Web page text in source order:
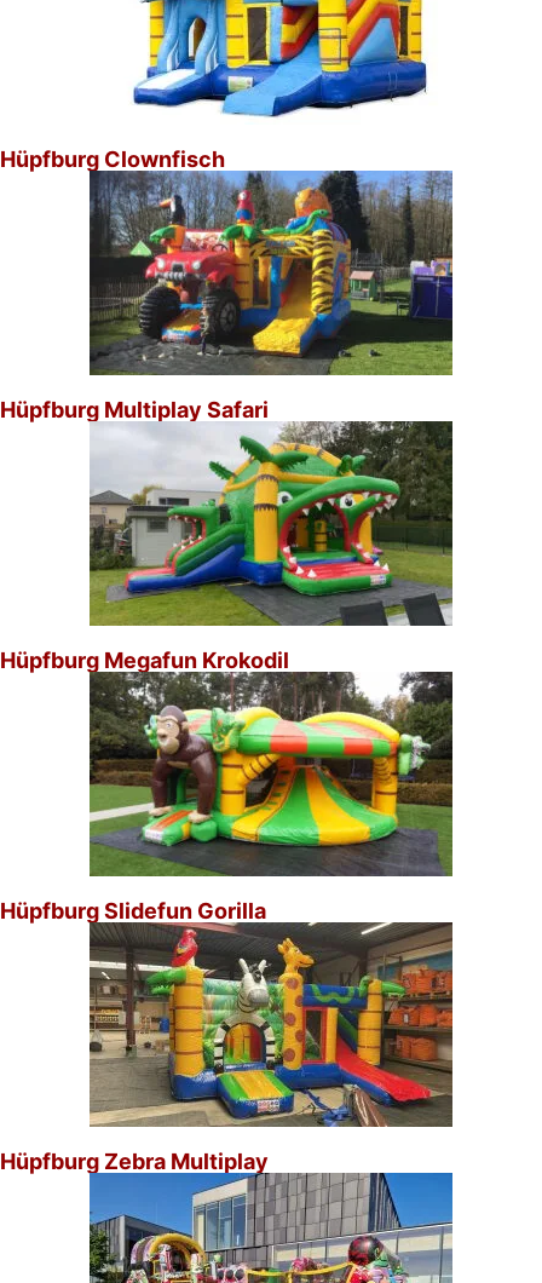
Hüpfburg Clownfisch
Hüpfburg Multiplay Safari
Hüpfburg Megafun Krokodil
Hüpfburg Slidefun Gorilla
Hüpfburg Zebra Multiplay